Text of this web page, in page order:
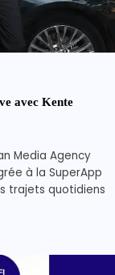
avec Kente
Media Agency
à la SuperApp
trajets quotidiens